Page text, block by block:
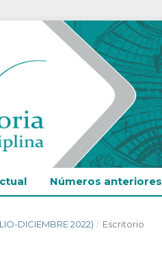
Números anteriores
DICIEMBRE 2022) / Escritorio